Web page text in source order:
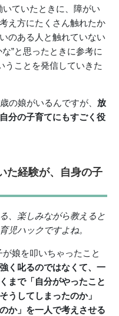
いていたときに、障がい
え方にたくさん触れたか
のある人と触れていない
”と思ったときに参考に
うことを発信していきた
の娘がいるんですが、 放
分の子育てにもすごく役
た経験が、自身の子
、楽しみながら教えると
児ハックですよね。
娘を叩いちゃったこと
く叱るのではなくて、一
まで「自分がやったこと
うしてしまったのか」
か」を一人で考えさせる